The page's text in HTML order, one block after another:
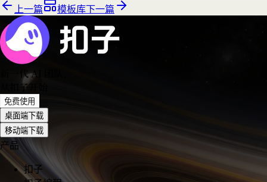
上一篇
模板库下一篇
新一代 AI 团队
从扣子开始
免费使用
桌面端下载
移动端下载
产品
扣子